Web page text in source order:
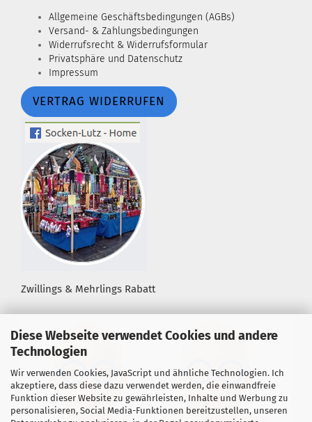
Diese Webseite verwendet Cookies und andere
Technologien
Wir verwenden Cookies, JavaScript und ähnliche Technologien. Ich
akzeptiere, dass diese dazu verwendet werden, die einwandfreie
Funktion dieser Website zu gewährleisten, Inhalte und Werbung zu
personalisieren, Social Media-Funktionen bereitzustellen, unseren
Allgemeine Geschäftsbedingungen (AGBs)
Versand- & Zahlungsbedingungen
Widerrufsrecht & Widerrufsformular
Privatsphäre und Datenschutz
Impressum
VERTRAG WIDERRUFEN
Zwillings & Mehrlings Rabatt